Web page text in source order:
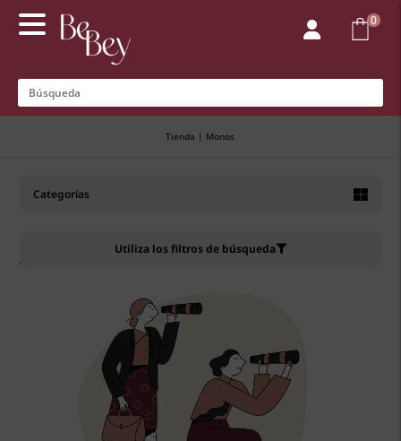
 0
Ropa por categoría
Tienda | Monos
Categorías
Utiliza los filtros de búsqueda